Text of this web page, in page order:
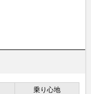
乗り心地